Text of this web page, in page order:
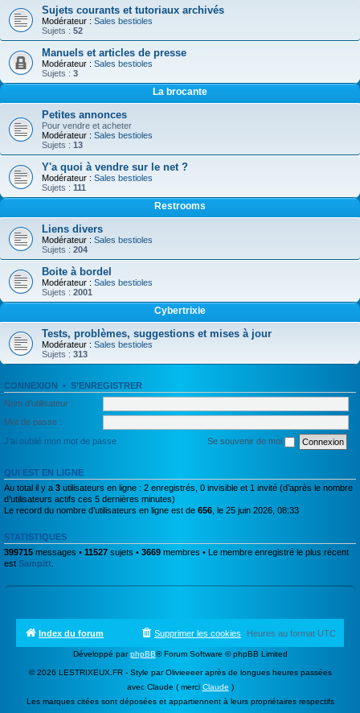
Sujets courants et tutoriaux archivés
Modérateur : Sales bestioles
Sujets : 52
Manuels et articles de presse
Modérateur : Sales bestioles
Sujets : 3
La brocante
Petites annonces
Pour vendre et acheter
Modérateur : Sales bestioles
Sujets : 13
Y'a quoi à vendre sur le net ?
Modérateur : Sales bestioles
Sujets : 111
Restrooms
Liens divers
Modérateur : Sales bestioles
Sujets : 204
Boite à bordel
Modérateur : Sales bestioles
Sujets : 2001
Cybertrixie
Tests, problèmes, suggestions et mises à jour
Modérateur : Sales bestioles
Sujets : 313
CONNEXION • S’ENREGISTRER
Nom d’utilisateur :
Mot de passe :
J’ai oublié mon mot de passe
Se souvenir de moi
QUI EST EN LIGNE
Au total il y a 3 utilisateurs en ligne : 2 enregistrés, 0 invisible et 1 invité (d’après le nombre
d’utilisateurs actifs ces 5 dernières minutes)
Le record du nombre d’utilisateurs en ligne est de 656 , le 25 juin 2026, 08:33
STATISTIQUES
399715 messages • 11527 sujets • 3669 membres • Le membre enregistré le plus récent
est Sampitt
Index du forum Heures au format UTC
Supprimer les cookies
Développé parphpBB® Forum Software © phpBB Limited
© 2026 LESTRIXEUX.FR - Style par Olivieeeer après de longues heures passées
avec Claude ( merci Claude )
Les marques citées sont déposées et appartiennent à leurs propriétaires respectifs